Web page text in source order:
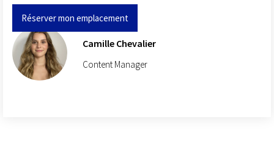
Réserver mon emplacement
Camille Chevalier
Content Manager